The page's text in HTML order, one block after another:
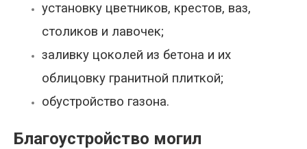
установку цветников, крестов, ваз,
столиков и лавочек;
заливку цоколей из бетона и их
облицовку гранитной плиткой;
обустройство газона.
Благоустройство могил